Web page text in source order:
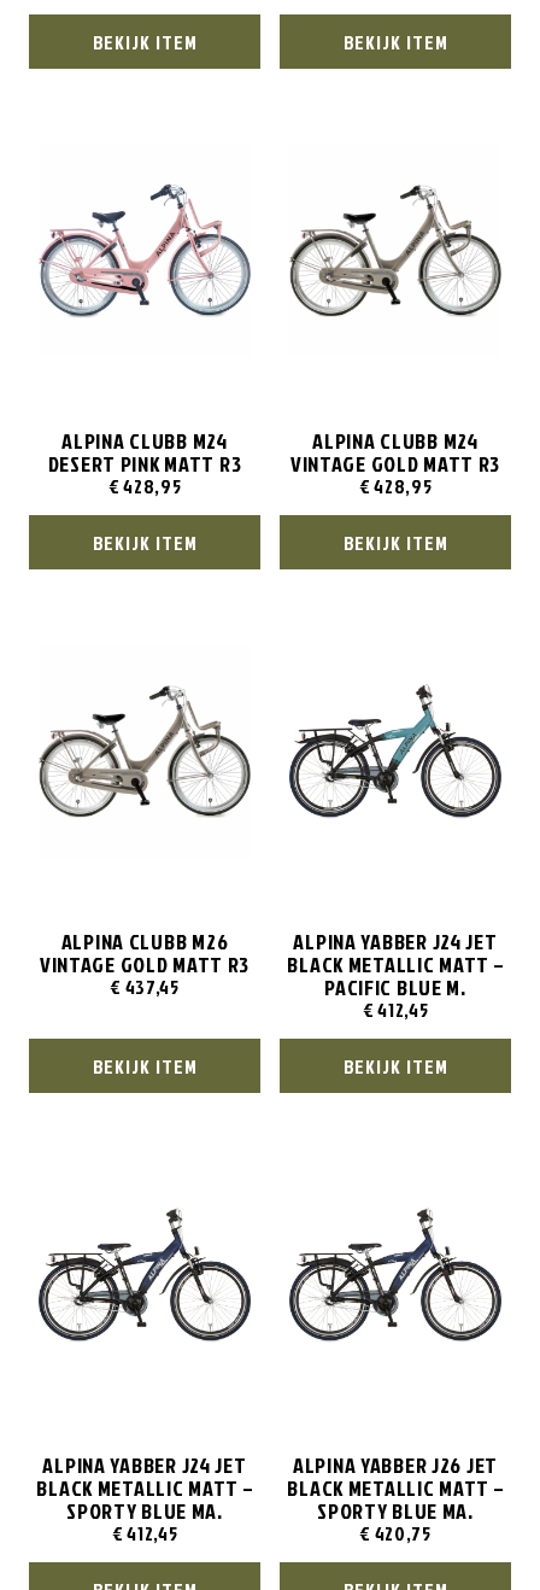
BEKIJK ITEM BEKIJK ITEM
ALPINA CLUBB M24
DESERT PINK MATT R3
€428,95
BEKIJK ITEM
ALPINA CLUBB M24
VINTAGE GOLD MATT R3
€428,95
BEKIJK ITEM
ALPINA CLUBB M26
VINTAGE GOLD MATT R3
€ 437,45
BEKIJK ITEM
ALPINA YABBER J24 JET
BLACK METALLIC MATT –
PACIFIC BLUE M.
€412,45
BEKIJK ITEM
ALPINA YABBER J24 JET
BLACK METALLIC MATT –
SPORTY BLUE MA.
€412,45
ALPINA YABBER J26 JET
BLACK METALLIC MATT –
SPORTY BLUE MA.
€ 420,75